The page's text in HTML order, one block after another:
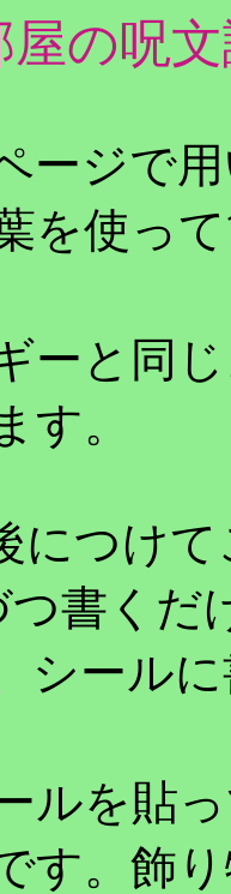
の呪
ージで
を使っ
ーと同
す。
につけ
つ書くだ
シール
ルを貼
す。飾